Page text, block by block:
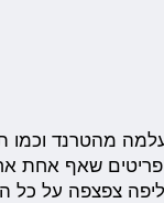
מהטרנד וכמו
פריטים שאף אחת
צפצפה על כל